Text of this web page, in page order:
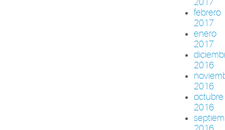
febrero
2017
enero
2017
2016
2016
octubre
2016